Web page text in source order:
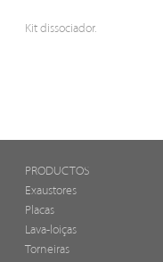
Kit dissociador.
PRODUCTOS
Exaustores
Placas
Lava-loiças
Torneiras